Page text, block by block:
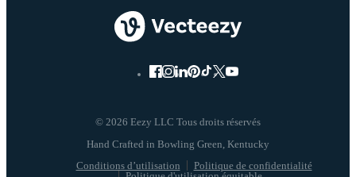
© 2026 Eezy LLC Tous droits réservés
Conditions d’utilisation
Politique de confidentialité